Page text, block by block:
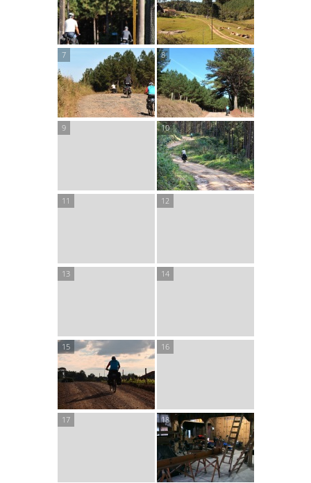
porque a gente pede mesmo é refrigerante
vagabundo depois da prosa com interlocutor local.
Mas é que o salame, ele sim, está sempre ali. É o
indicador. Você parou num comércio (de
preferência sem placa); começou uma conversa
com um local; tem um balcão; tem um salame
pendurado; é batata (é salame): é o melhor espaço
para um diálogo sobre onde será possível
acampar; ou acantonar; ou alugar um quarto; ou
dormir ao relento; ou mesmo ser avisado de que é
Não tente recriar o cenário daEmpatia
do Salame
na sua casa. Não vai funcionar. E não fica